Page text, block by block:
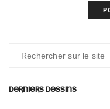
DERNIERS DESSINS